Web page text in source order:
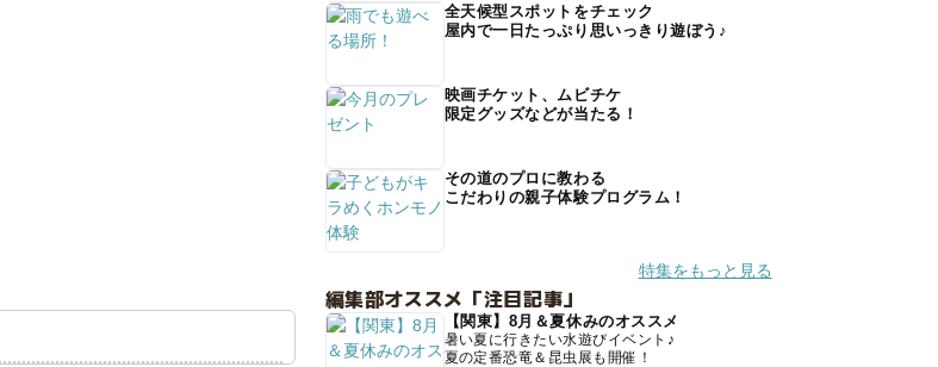
全天候型スポットをチェック
屋内で一日たっぷり思いっきり遊ぼう♪
映画チケット、ムビチケ
限定グッズなどが当たる！
その道のプロに教わる
こだわりの親子体験プログラム！
特集をもっと見る
編集部オススメ「注目記事」
【関東】8月＆夏休みのオススメ
暑い夏に行きたい水遊びイベント♪
夏の定番恐竜＆昆虫展も開催！